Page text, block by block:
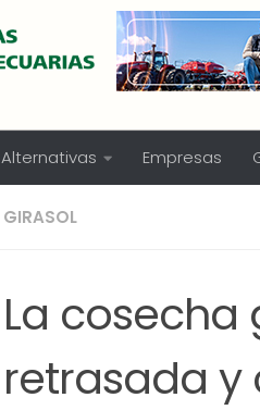
Alternativas Empresas
GIRASOL
La cosecha
retrasada y